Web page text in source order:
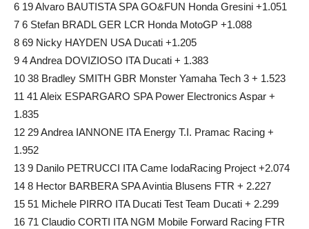
6 19 Alvaro BAUTISTA SPA GO&FUN Honda Gresini +1.051
7 6 Stefan BRADL GER LCR Honda MotoGP +1.088
8 69 Nicky HAYDEN USA Ducati +1.205
9 4 Andrea DOVIZIOSO ITA Ducati + 1.383
10 38 Bradley SMITH GBR Monster Yamaha Tech 3 + 1.523
11 41 Aleix ESPARGARO SPA Power Electronics Aspar +
1.835
12 29 Andrea IANNONE ITA Energy T.I. Pramac Racing +
1.952
13 9 Danilo PETRUCCI ITA Came IodaRacing Project +2.074
14 8 Hector BARBERA SPA Avintia Blusens FTR + 2.227
15 51 Michele PIRRO ITA Ducati Test Team Ducati + 2.299
16 71 Claudio CORTI ITA NGM Mobile Forward Racing FTR